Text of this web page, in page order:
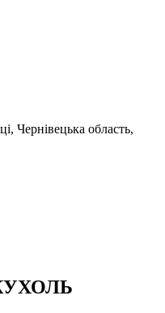
Чернівецька область,